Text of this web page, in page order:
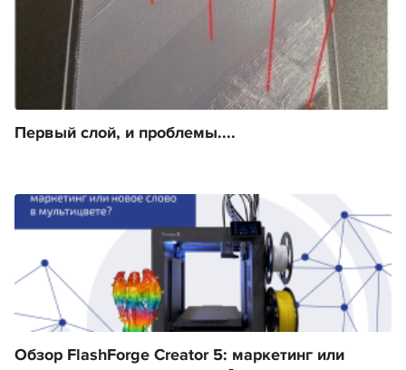
Первый слой, и проблемы....
Обзор FlashForge Creator 5: маркетинг или